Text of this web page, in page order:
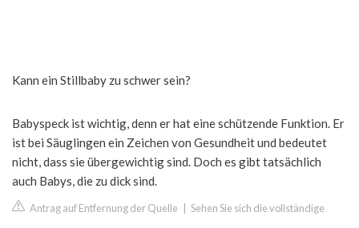
Kann ein Stillbaby zu schwer sein?
Babyspeck ist wichtig, denn er hat eine schützende Funktion. Er
ist bei Säuglingen ein Zeichen von Gesundheit und bedeutet
nicht, dass sie übergewichtig sind. Doch es gibt tatsächlich
auch Babys, die zu dick sind.
Antrag auf Entfernung der Quelle Sehen Sie sich die vollständige